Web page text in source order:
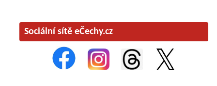
Sociální sítě eČechy.cz